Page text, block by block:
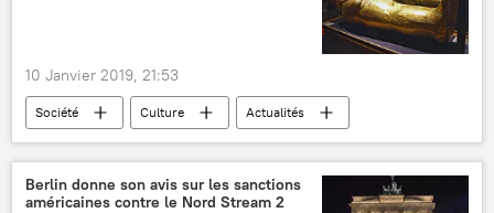
10 Janvier 2019, 21:53
Société Culture
Actualités
France
Paris
Egypte
Toutânkhamon
musée exposition
Berlin donne son avis sur les sanctions
américaines contre le Nord Stream 2